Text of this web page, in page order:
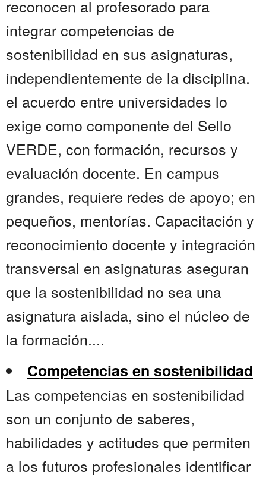
reconocen al profesorado para
integrar competencias de
sostenibilidad en sus asignaturas,
independientemente de la disciplina.
el acuerdo entre universidades lo
exige como componente del Sello
VERDE, con formación, recursos y
evaluación docente. En campus
grandes, requiere redes de apoyo; en
pequeños, mentorías. Capacitación y
reconocimiento docente y integración
transversal en asignaturas aseguran
que la sostenibilidad no sea una
asignatura aislada, sino el núcleo de
la formación....
Competencias en sostenibilidad
Las competencias en sostenibilidad
son un conjunto de saberes,
habilidades y actitudes que permiten
a los futuros profesionales identificar